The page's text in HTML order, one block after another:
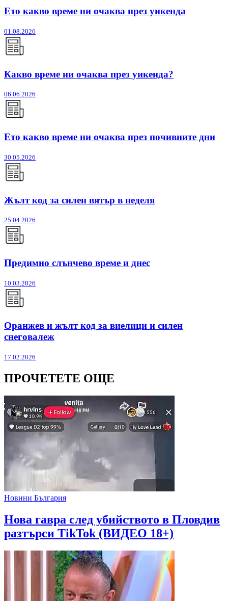
Ето какво време ни очаква през уикенда
01.08.2026
Какво време ни очаква през уикенда?
06.06.2026
Ето какво време ни очаква през почивните дни
30.05.2026
Жълт код за силен вятър в неделя
25.04.2026
Предимно слънчево време и днес
10.03.2026
Оранжев и жълт код за виелици и силен
снеговалеж
17.02.2026
ПРОЧЕТЕТЕ ОЩЕ
Новини България
Нова гавра след убийството в Пловдив
разтърси TikTok (ВИДЕО 18+)